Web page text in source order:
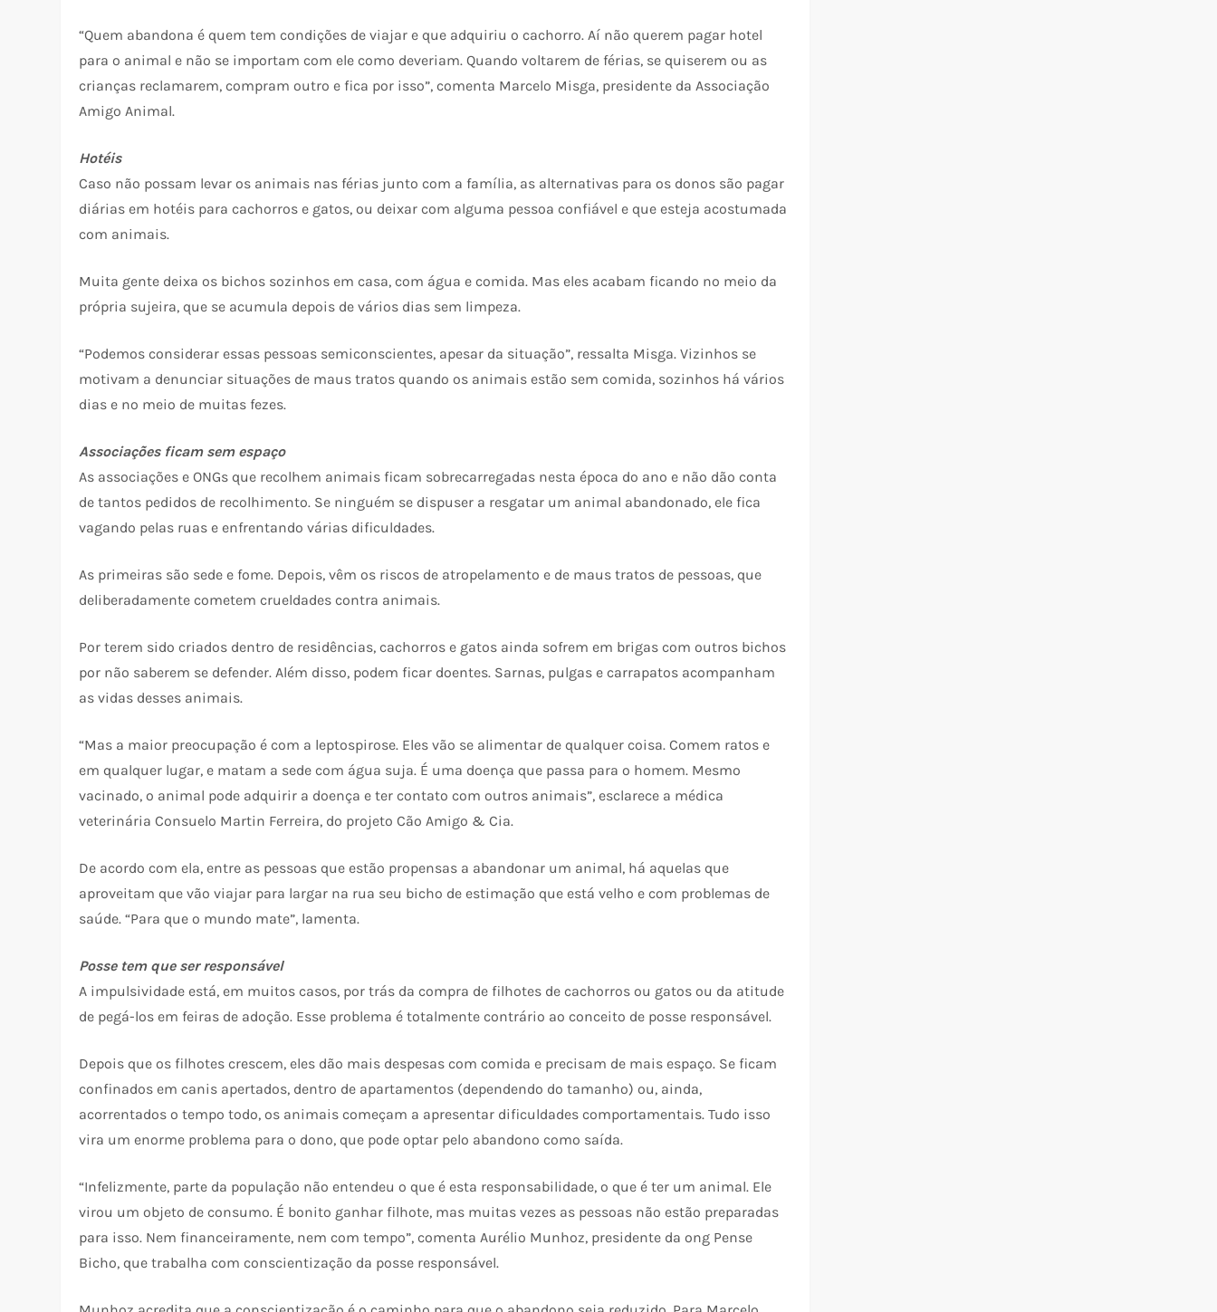
“Quem abandona é quem tem condições de viajar e que adquiriu o cachorro. Aí não querem pagar hotel
para o animal e não se importam com ele como deveriam. Quando voltarem de férias, se quiserem ou as
crianças reclamarem, compram outro e fica por isso”, comenta Marcelo Misga, presidente da Associação
Amigo Animal.
Hotéis
Caso não possam levar os animais nas férias junto com a família, as alternativas para os donos são pagar
diárias em hotéis para cachorros e gatos, ou deixar com alguma pessoa confiável e que esteja acostumada
com animais.
Muita gente deixa os bichos sozinhos em casa, com água e comida. Mas eles acabam ficando no meio da
própria sujeira, que se acumula depois de vários dias sem limpeza.
“Podemos considerar essas pessoas semiconscientes, apesar da situação”, ressalta Misga. Vizinhos se
motivam a denunciar situações de maus tratos quando os animais estão sem comida, sozinhos há vários
dias e no meio de muitas fezes.
Associações ficam sem espaço
As associações e ONGs que recolhem animais ficam sobrecarregadas nesta época do ano e não dão conta
de tantos pedidos de recolhimento. Se ninguém se dispuser a resgatar um animal abandonado, ele fica
vagando pelas ruas e enfrentando várias dificuldades.
As primeiras são sede e fome. Depois, vêm os riscos de atropelamento e de maus tratos de pessoas, que
deliberadamente cometem crueldades contra animais.
Por terem sido criados dentro de residências, cachorros e gatos ainda sofrem em brigas com outros bichos
por não saberem se defender. Além disso, podem ficar doentes. Sarnas, pulgas e carrapatos acompanham
as vidas desses animais.
“Mas a maior preocupação é com a leptospirose. Eles vão se alimentar de qualquer coisa. Comem ratos e
em qualquer lugar, e matam a sede com água suja. É uma doença que passa para o homem. Mesmo
vacinado, o animal pode adquirir a doença e ter contato com outros animais”, esclarece a médica
veterinária Consuelo Martin Ferreira, do projeto Cão Amigo & Cia.
De acordo com ela, entre as pessoas que estão propensas a abandonar um animal, há aquelas que
aproveitam que vão viajar para largar na rua seu bicho de estimação que está velho e com problemas de
saúde. “Para que o mundo mate”, lamenta.
Posse tem que ser responsável
A impulsividade está, em muitos casos, por trás da compra de filhotes de cachorros ou gatos ou da atitude
de pegá-los em feiras de adoção. Esse problema é totalmente contrário ao conceito de posse responsável.
Depois que os filhotes crescem, eles dão mais despesas com comida e precisam de mais espaço. Se ficam
confinados em canis apertados, dentro de apartamentos (dependendo do tamanho) ou, ainda,
acorrentados o tempo todo, os animais começam a apresentar dificuldades comportamentais. Tudo isso
vira um enorme problema para o dono, que pode optar pelo abandono como saída.
“Infelizmente, parte da população não entendeu o que é esta responsabilidade, o que é ter um animal. Ele
virou um objeto de consumo. É bonito ganhar filhote, mas muitas vezes as pessoas não estão preparadas
para isso. Nem financeiramente, nem com tempo”, comenta Aurélio Munhoz, presidente da ong Pense
Bicho, que trabalha com conscientização da posse responsável.